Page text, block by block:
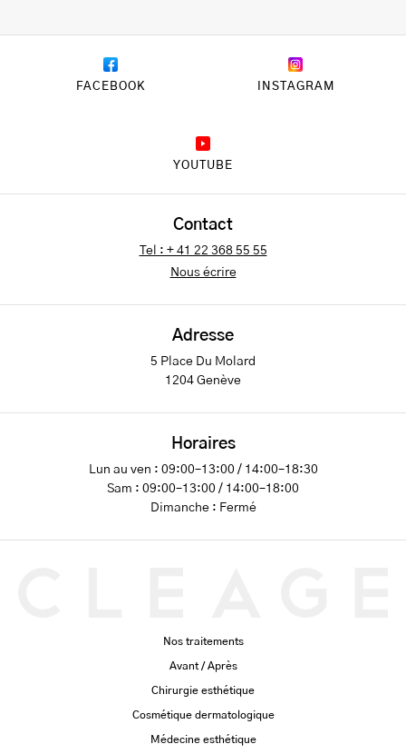
FACEBOOK INSTAGRAM
YOUTUBE
Nos traitements
Avant / Après
Chirurgie esthétique
Cosmétique dermatologique
Médecine esthétique
Contact
Tel : + 41 22 368 55 55
Nous écrire
Adresse
5 Place Du Molard
1204 Genève
Horaires
Lun au ven : 09:00–13:00 / 14:00–18:30
Sam : 09:00–13:00 / 14:00–18:00
Dimanche : Fermé